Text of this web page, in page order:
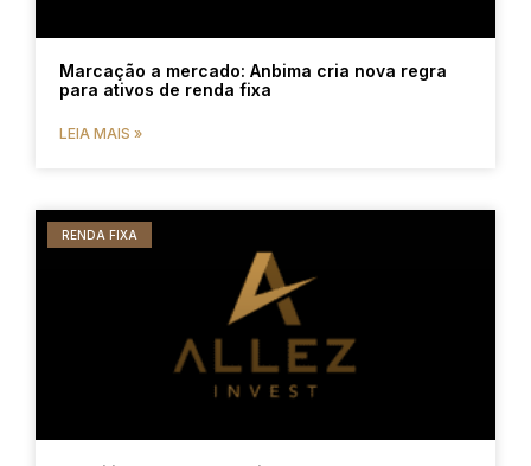
Marcação a mercado: Anbima cria nova regra
para ativos de renda fixa
LEIA MAIS »
RENDA FIXA